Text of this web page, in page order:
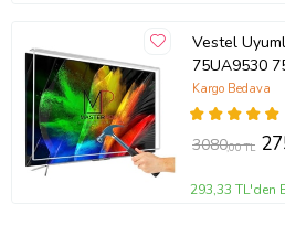
Vestel
75UA9530
Android TV
Kargo Bedava
3080,00 TL
293,33 TL'den